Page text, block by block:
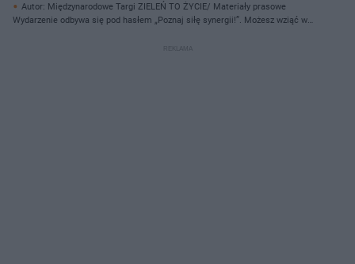
Autor: Międzynarodowe Targi ZIELEŃ TO ŻYCIE/ Materiały prasowe
Wydarzenie odbywa się pod hasłem „Poznaj siłę synergii!”. Możesz wziąć w